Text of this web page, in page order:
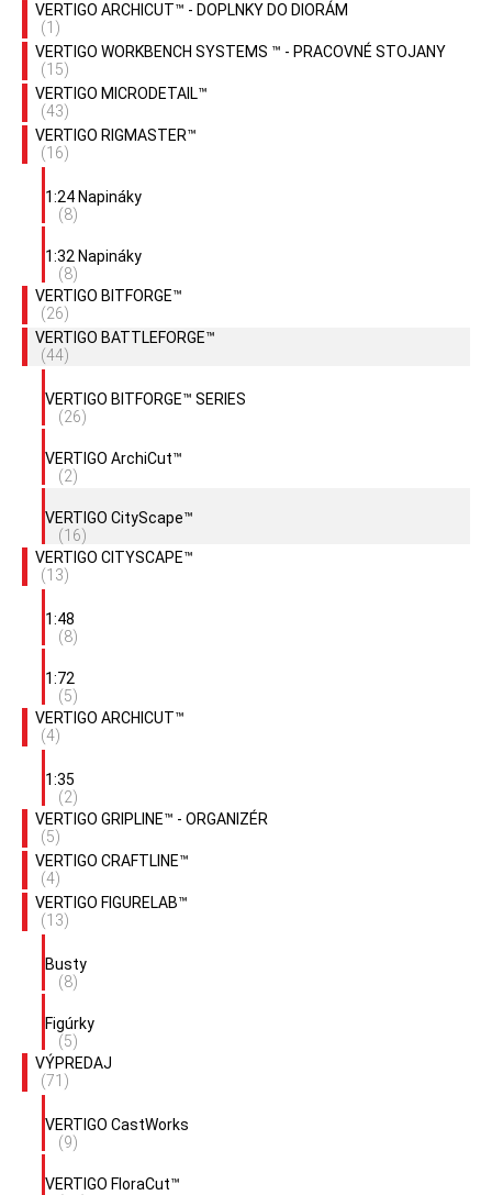
VERTIGO ARCHICUT™ - DOPLNKY DO DIORÁM
(1)
VERTIGO WORKBENCH SYSTEMS ™ - PRACOVNÉ STOJANY
(15)
VERTIGO MICRODETAIL™
(43)
VERTIGO RIGMASTER™
(16)
1:24 Napináky
(8)
1:32 Napináky
(8)
VERTIGO BITFORGE™
(26)
VERTIGO BATTLEFORGE™
(44)
VERTIGO BITFORGE™ SERIES
(26)
VERTIGO ArchiCut™
(2)
VERTIGO CityScape™
(16)
VERTIGO CITYSCAPE™
(13)
1:48
(8)
1:72
(5)
VERTIGO ARCHICUT™
(4)
1:35
(2)
VERTIGO GRIPLINE™ - ORGANIZÉR
(5)
VERTIGO CRAFTLINE™
(4)
VERTIGO FIGURELAB™
(13)
Busty
(8)
Figúrky
(5)
VÝPREDAJ
(71)
VERTIGO CastWorks
(9)
VERTIGO FloraCut™